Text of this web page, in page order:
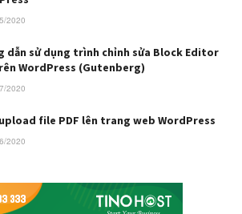
2020
dẫn sử dụng trình chỉnh sửa Block Editor
WordPress (Gutenberg)
2020
file PDF lên trang web WordPress
2020